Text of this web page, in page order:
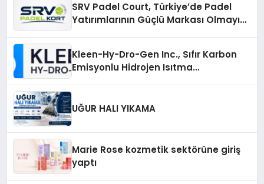
SRV Padel Court, Türkiye’de Padel
Yatırımlarının Güçlü Markası Olmayı
Kleen-Hy-Dro-Gen Inc., Sıfır Karbon
Emisyonlu Hidrojen Isıtma
UĞUR HALI YIKAMA
Marie Rose kozmetik sektörüne giriş
yaptı